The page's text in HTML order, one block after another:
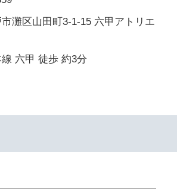
灘区山田町3-1-15 六甲アトリエ
六甲 徒歩 約3分